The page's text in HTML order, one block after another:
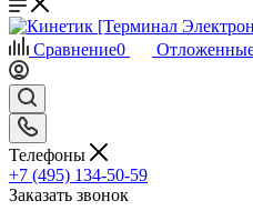
Сравнение0
Телефоны
+7 (495) 134-50-59
Заказать звонок